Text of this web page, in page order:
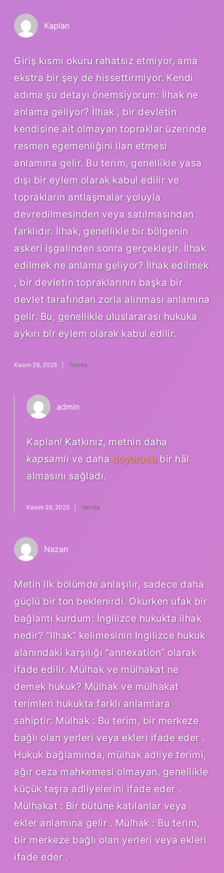
Kaplan
Giriş kısmı okuru rahatsız etmiyor, ama
ekstra bir şey de hissettirmiyor. Kendi
adıma şu detayı önemsiyorum: İlhak ne
anlama geliyor? İlhak , bir devletin
kendisine ait olmayan topraklar üzerinde
resmen egemenliğini ilan etmesi
anlamına gelir. Bu terim, genellikle yasa
dışı bir eylem olarak kabul edilir ve
toprakların antlaşmalar yoluyla
devredilmesinden veya satılmasından
farklıdır. İlhak, genellikle bir bölgenin
askeri işgalinden sonra gerçekleşir. İlhak
edilmek ne anlama geliyor? İlhak edilmek
, bir devletin topraklarının başka bir
devlet tarafından zorla alınması anlamına
gelir. Bu, genellikle uluslararası hukuka
aykırı bir eylem olarak kabul edilir.
Kasım 29, 2025 Yanıtla
admin
Kaplan! Katkınız, metnin daha
kapsamlı ve daha doyurucu bir hâl
almasını sağladı.
Kasım 29, 2025 Yanıtla
Nazan
Metin ilk bölümde anlaşılır, sadece daha
güçlü bir ton beklenirdi. Okurken ufak bir
bağlantı kurdum: İngilizce hukukta ilhak
nedir? “İlhak” kelimesinin İngilizce hukuk
alanındaki karşılığı “annexation” olarak
ifade edilir. Mülhak ve mülhakat ne
demek hukuk? Mülhak ve mülhakat
terimleri hukukta farklı anlamlara
sahiptir: Mülhak : Bu terim, bir merkeze
bağlı olan yerleri veya ekleri ifade eder .
Hukuk bağlamında, mülhak adliye terimi,
ağır ceza mahkemesi olmayan, genellikle
küçük taşra adliyelerini ifade eder .
Mülhakat : Bir bütüne katılanlar veya
ekler anlamına gelir . Mülhak : Bu terim,
bir merkeze bağlı olan yerleri veya ekleri
ifade eder .